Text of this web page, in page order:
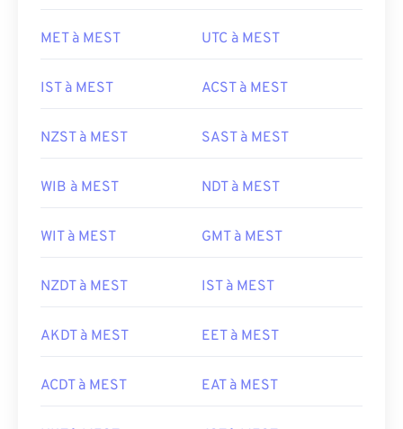
MET à MEST UTC à MEST
IST à MEST ACST à MEST
NZST à MEST SAST à MEST
WIB à MEST NDT à MEST
WIT à MEST GMT à MEST
NZDT à MEST IST à MEST
AKDT à MEST EET à MEST
ACDT à MEST EAT à MEST